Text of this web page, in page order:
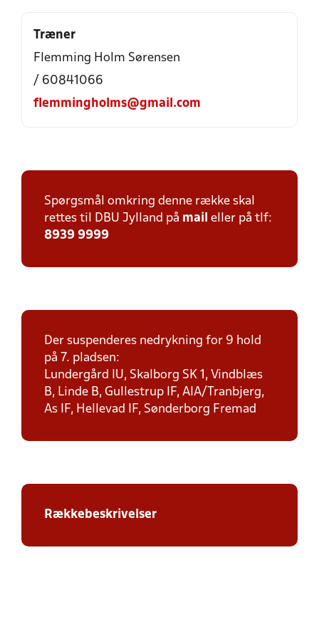
Træner
Flemming Holm Sørensen
/ 60841066
flemmingholms@gmail.com
Spørgsmål omkring denne række skal
rettes til DBU Jylland på mail eller på tlf:
8939 9999
Der suspenderes nedrykning for 9 hold
på 7. pladsen:
Lundergård IU, Skalborg SK 1, Vindblæs
B, Linde B, Gullestrup IF, AIA/Tranbjerg,
As IF, Hellevad IF, Sønderborg Fremad
Rækkebeskrivelser